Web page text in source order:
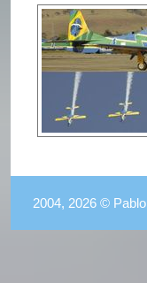
2004, 2026 ©